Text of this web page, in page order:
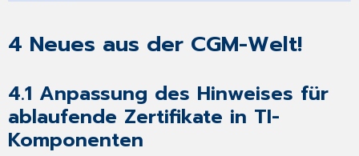
4 Neues aus der CGM-Welt!
4.1 Anpassung des Hinweises für
ablaufende Zertifikate in TI-
Komponenten